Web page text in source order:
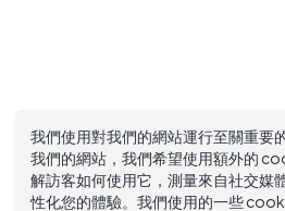
我們使用對我們的網站運行至關重要
我們的網站，我們希望使用額外的
解訪客如何使用它，測量來自社交媒
性化您的體驗。我們使用的一些